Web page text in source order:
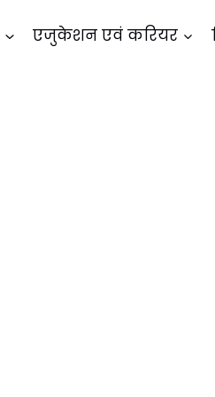
एजुकेशन एवं करियर